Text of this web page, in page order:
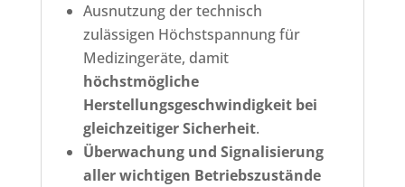
Ausnutzung der technisch
zulässigen Höchstspannung für
Medizingeräte, damit
höchstmögliche
Herstellungsgeschwindigkeit bei
gleichzeitiger Sicherheit.
Überwachung und Signalisierung
aller wichtigen Betriebszustände